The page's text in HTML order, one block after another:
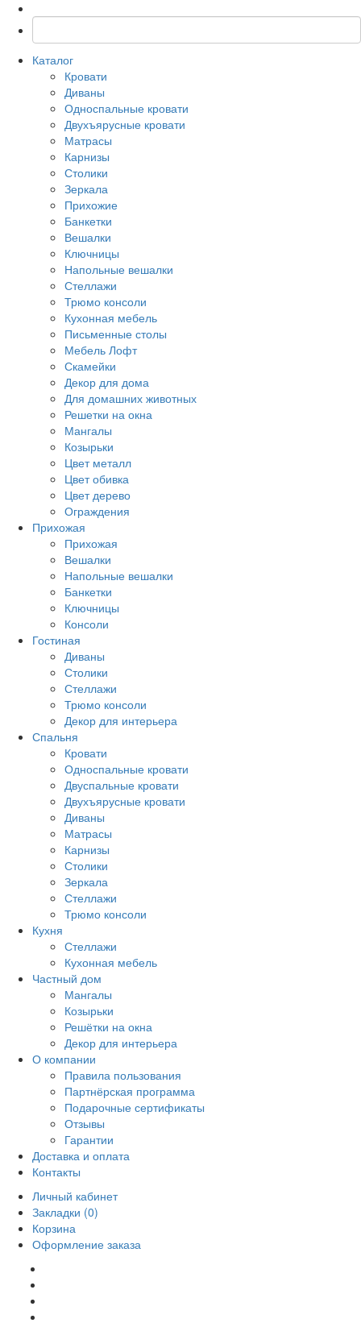
Каталог
Кровати
Диваны
Односпальные кровати
Двухъярусные кровати
Матрасы
Карнизы
Столики
Зеркала
Прихожие
Банкетки
Вешалки
Ключницы
Напольные вешалки
Стеллажи
Трюмо консоли
Кухонная мебель
Письменные столы
Мебель Лофт
Скамейки
Декор для дома
Для домашних животных
Решетки на окна
Мангалы
Козырьки
Цвет металл
Цвет обивка
Цвет дерево
Ограждения
Прихожая
Прихожая
Вешалки
Напольные вешалки
Банкетки
Ключницы
Консоли
Гостиная
Диваны
Столики
Стеллажи
Трюмо консоли
Декор для интерьера
Спальня
Кровати
Односпальные кровати
Двуспальные кровати
Двухъярусные кровати
Диваны
Матрасы
Карнизы
Столики
Зеркала
Стеллажи
Трюмо консоли
Кухня
Стеллажи
Кухонная мебель
Частный дом
Мангалы
Козырьки
Решётки на окна
Декор для интерьера
О компании
Правила пользования
Партнёрская программа
Подарочные сертификаты
Отзывы
Гарантии
Доставка и оплата
Контакты
Личный кабинет
Закладки (0)
Корзина
Оформление заказа